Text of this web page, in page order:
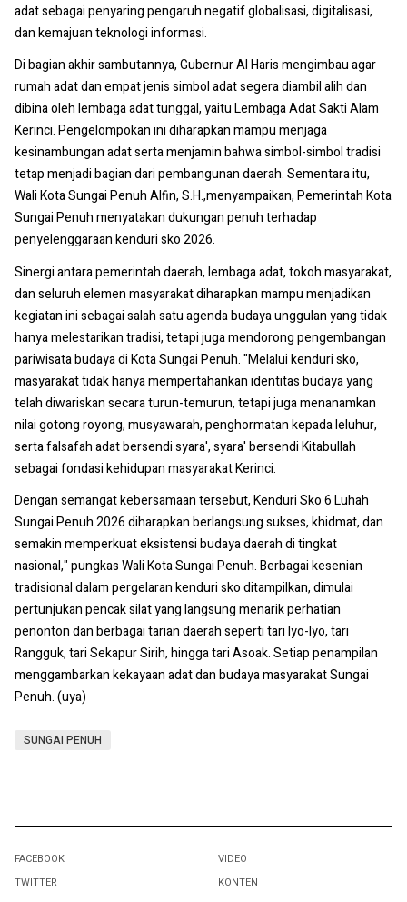
adat sebagai penyaring pengaruh negatif globalisasi, digitalisasi,
dan kemajuan teknologi informasi.
Di bagian akhir sambutannya, Gubernur Al Haris mengimbau agar
rumah adat dan empat jenis simbol adat segera diambil alih dan
dibina oleh lembaga adat tunggal, yaitu Lembaga Adat Sakti Alam
Kerinci. Pengelompokan ini diharapkan mampu menjaga
kesinambungan adat serta menjamin bahwa simbol-simbol tradisi
tetap menjadi bagian dari pembangunan daerah. Sementara itu,
Wali Kota Sungai Penuh Alfin, S.H.,menyampaikan, Pemerintah Kota
Sungai Penuh menyatakan dukungan penuh terhadap
penyelenggaraan kenduri sko 2026.
Sinergi antara pemerintah daerah, lembaga adat, tokoh masyarakat,
dan seluruh elemen masyarakat diharapkan mampu menjadikan
kegiatan ini sebagai salah satu agenda budaya unggulan yang tidak
hanya melestarikan tradisi, tetapi juga mendorong pengembangan
pariwisata budaya di Kota Sungai Penuh. "Melalui kenduri sko,
masyarakat tidak hanya mempertahankan identitas budaya yang
telah diwariskan secara turun-temurun, tetapi juga menanamkan
nilai gotong royong, musyawarah, penghormatan kepada leluhur,
serta falsafah adat bersendi syara', syara' bersendi Kitabullah
sebagai fondasi kehidupan masyarakat Kerinci.
Dengan semangat kebersamaan tersebut, Kenduri Sko 6 Luhah
Sungai Penuh 2026 diharapkan berlangsung sukses, khidmat, dan
semakin memperkuat eksistensi budaya daerah di tingkat
nasional," pungkas Wali Kota Sungai Penuh. Berbagai kesenian
tradisional dalam pergelaran kenduri sko ditampilkan, dimulai
pertunjukan pencak silat yang langsung menarik perhatian
penonton dan berbagai tarian daerah seperti tari Iyo-Iyo, tari
Rangguk, tari Sekapur Sirih, hingga tari Asoak. Setiap penampilan
menggambarkan kekayaan adat dan budaya masyarakat Sungai
Penuh. (uya)
SUNGAI PENUH
FACEBOOK
TWITTER
VIDEO
KONTEN